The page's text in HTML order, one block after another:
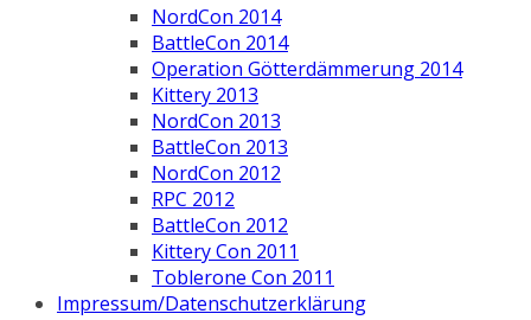
NordCon 2014
BattleCon 2014
Operation Götterdämmerung 2014
Kittery 2013
NordCon 2013
BattleCon 2013
NordCon 2012
RPC 2012
BattleCon 2012
Kittery Con 2011
Toblerone Con 2011
Impressum/Datenschutzerklärung